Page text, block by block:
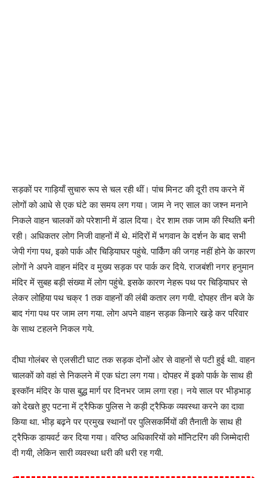
सड़कों पर गाड़ियाँ सुचारु रूप से चल रही थीं। पांच मिनट की दूरी तय करने में
लोगों को आधे से एक घंटे का समय लग गया। जाम ने नए साल का जश्न मनाने
निकले वाहन चालकों को परेशानी में डाल दिया। देर शाम तक जाम की स्थिति बनी
रही। अधिकतर लोग निजी वाहनों में थे. मंदिरों में भगवान के दर्शन के बाद सभी
जेपी गंगा पथ, इको पार्क और चिड़ियाघर पहुंचे. पार्किंग की जगह नहीं होने के कारण
लोगों ने अपने वाहन मंदिर व मुख्य सड़क पर पार्क कर दिये. राजबंशी नगर हनुमान
मंदिर में सुबह बड़ी संख्या में लोग पहुंचे. इसके कारण नेहरू पथ पर चिड़ियाघर से
लेकर लोहिया पथ चक्र 1 तक वाहनों की लंबी कतार लग गयी. दोपहर तीन बजे के
बाद गंगा पथ पर जाम लग गया. लोग अपने वाहन सड़क किनारे खड़े कर परिवार
के साथ टहलने निकल गये.
दीघा गोलंबर से एलसीटी घाट तक सड़क दोनों ओर से वाहनों से पटी हुई थी. वाहन
चालकों को वहां से निकलने में एक घंटा लग गया। दोपहर में इको पार्क के साथ ही
इस्कॉन मंदिर के पास बुद्ध मार्ग पर दिनभर जाम लगा रहा। नये साल पर भीड़भाड़
को देखते हुए पटना में ट्रैफिक पुलिस ने कड़ी ट्रैफिक व्यवस्था करने का दावा
किया था. भीड़ बढ़ने पर प्रमुख स्थानों पर पुलिसकर्मियों की तैनाती के साथ ही
ट्रैफिक डायवर्ट कर दिया गया। वरिष्ठ अधिकारियों को मॉनिटरिंग की जिम्मेदारी
दी गयी, लेकिन सारी व्यवस्था धरी की धरी रह गयी.